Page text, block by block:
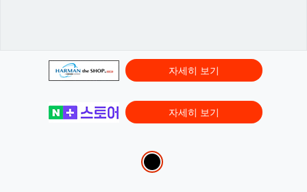
자세히 보기
자세히 보기